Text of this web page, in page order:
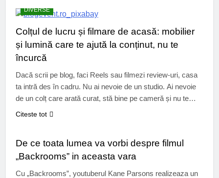
DIVERSE
Colțul de lucru și filmare de acasă: mobilier
și lumină care te ajută la conținut, nu te
încurcă
Dacă scrii pe blog, faci Reels sau filmezi review-uri, casa
ta intră des în cadru. Nu ai nevoie de un studio. Ai nevoie
de un colț care arată curat, stă bine pe cameră și nu te
obosește după două ore de editare. Mulți creatori lucrează
Citeste tot
De ce toata lumea va vorbi despre filmul
„Backrooms” in aceasta vara
Cu „Backrooms”, youtuberul Kane Parsons realizeaza un